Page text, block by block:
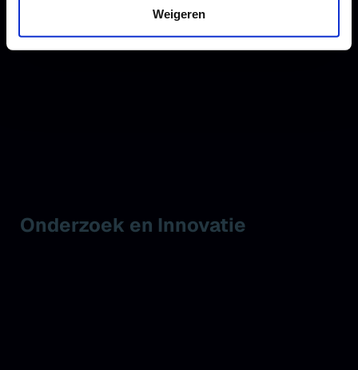
Weigeren
Onderzoek en Innovatie